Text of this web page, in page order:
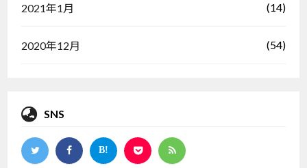
2021年1月 (14)
2020年12月 (54)
SNS